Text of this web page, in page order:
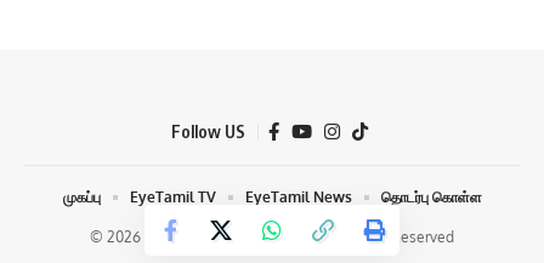
Follow US
© 2026 Eye Tamil Media Network | All Rights Reserved
முகப்பு EyeTamil TV EyeTamil News தொடர்பு கொள்ள